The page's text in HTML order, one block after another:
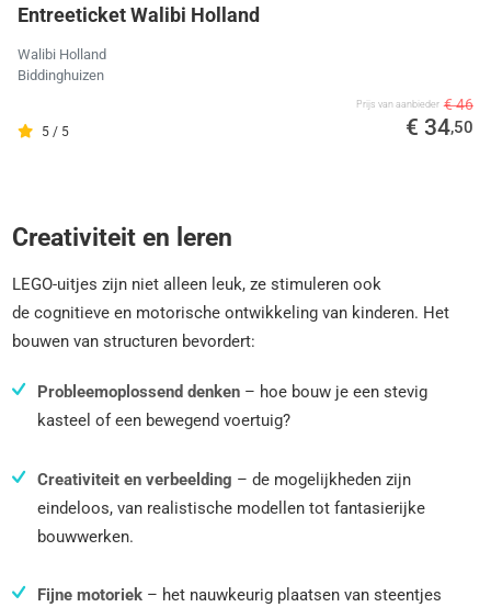
Entreeticket Walibi Holland
Walibi Holland
Biddinghuizen
5 / 5
Prijs van aanbieder € 46
€ 34,50
Creativiteit en leren
LEGO-uitjes zijn niet alleen leuk, ze stimuleren ook
de cognitieve en motorische ontwikkeling van kinderen. Het
bouwen van structuren bevordert:
Probleemoplossend denken– hoe bouw je een stevig
kasteel of een bewegend voertuig?
Creativiteit en verbeelding – de mogelijkheden zijn
eindeloos, van realistische modellen tot fantasierijke
bouwwerken.
Fijne motoriek– het nauwkeurig plaatsen van steentjes